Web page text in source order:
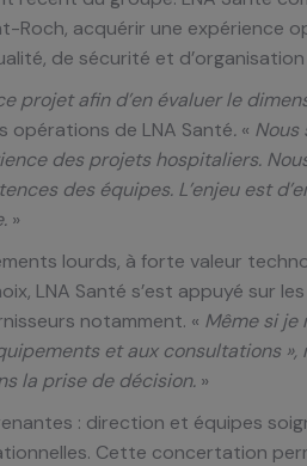
Roch, acquérir une expérience
de sécurité et d’organisation
projet afin d’en évaluer le
opérations de LNA Santé. « Nous
des projets hospitaliers.
des équipes. L’enjeu est
»
lourds, à forte valeur
LNA Santé s’est appuyé sur
notamment. « Même si
et aux consultations
la prise de décision. »
: direction et équipes
Cette concertation